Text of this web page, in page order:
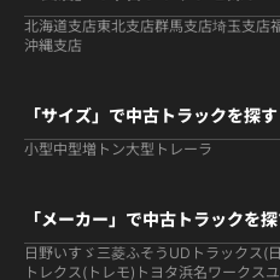
北海道支店東北支店群馬支店埼玉支店
沖縄支店
「サイズ」で中古トラックを探す
小型中型増トン大型 トレーラ
「メーカー」で中古トラックを
日野いすゞ 三菱ふそう UDトラックス(
トレクス(トレモ) トヨタ浜名ワークス